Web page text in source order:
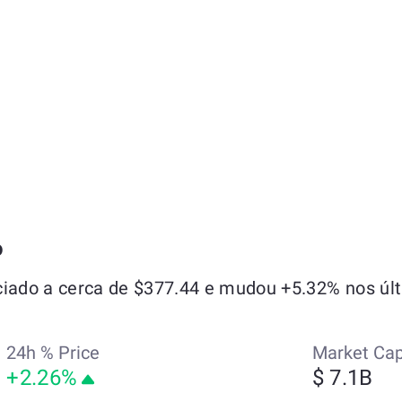
a cerca de $377.44 e mudou +5.32% nos
24h % Price
+2.26%
Market
$ 7.1B